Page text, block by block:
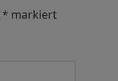
* markiert